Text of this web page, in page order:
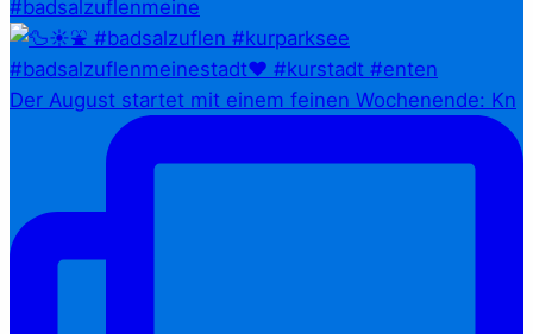
#badsalzuflenmeine
Der August startet mit einem feinen Wochenende: Kn